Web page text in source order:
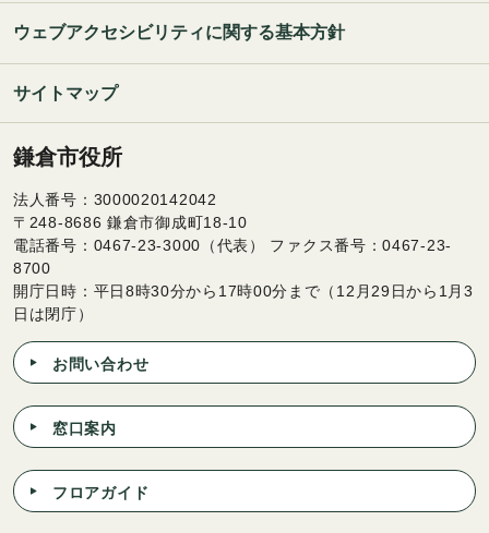
ウェブアクセシビリティに関する基本方針
サイトマップ
鎌倉市役所
法人番号：3000020142042
〒248-8686 鎌倉市御成町18-10
電話番号：0467-23-3000（代表） ファクス番号：0467-23-
8700
開庁日時：平日8時30分から17時00分まで（12月29日から1月3
日は閉庁）
お問い合わせ
窓口案内
フロアガイド